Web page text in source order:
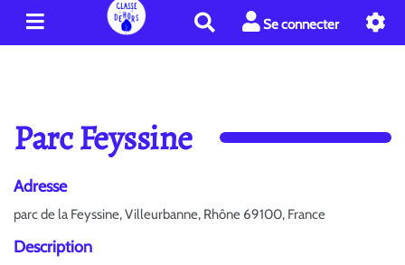
e
c
Se connecter
Parc Feyssine
Adresse
parc de la Feyssine, Villeurbanne, Rhône 69100, France
Description